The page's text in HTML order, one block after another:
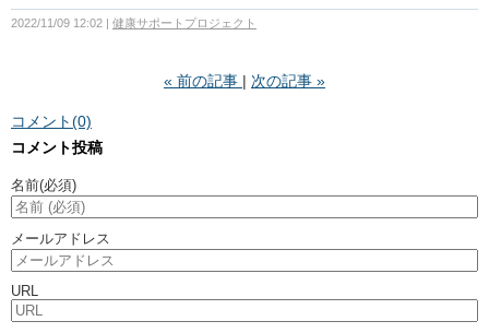
2022/11/09 12:02 健康サポートプロジェクト
« 前の記事 次の記事 »
コメント(0)
コメント投稿
名前(必須)
メールアドレス
URL